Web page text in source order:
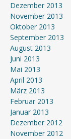
Dezember 2013
November 2013
Oktober 2013
September 2013
August 2013
Juni 2013
Mai 2013
April 2013
März 2013
Februar 2013
Januar 2013
Dezember 2012
November 2012